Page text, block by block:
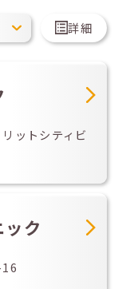
詳細
ットシティビ
ク